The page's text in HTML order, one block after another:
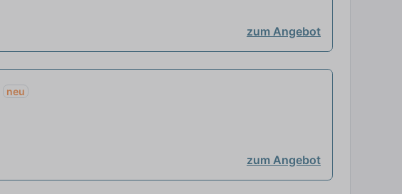
zum Angebot
neu
zum Angebot